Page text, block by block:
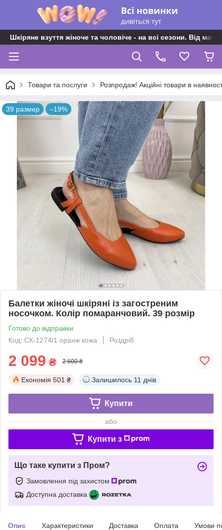
Шкіряне взуття жіноче та чоловіче - на всі сезони. Від
Товари та послуги Розпродаж! Акційні товари в
39 размер –19%
Балетки жіночі шкіряні із загостреним
носочком. Колір помаранчовий. 39 розмір
Готово до відправки
Код: СК-1274/1 оранж.кожа
Роздріб
2 099 ₴ 2 600 ₴
Економія 501 ₴ Залишилось 11 днів
Купити
або
Купити з
Що таке купити з Пром?
Замовлення під захистом
Доступна доставка
Опис Характеристики Доставка Оплата Умови